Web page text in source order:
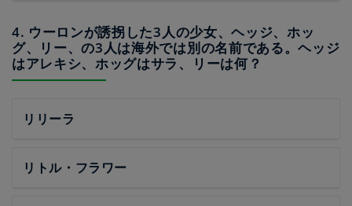
4. ウーロンが誘拐した3人の少女、ヘッジ、ホッ
グ、リー、の3人は海外では別の名前である。ヘッジ
はアレキシ、ホッグはサラ、リーは何？
リリーラ
リトル・フラワー